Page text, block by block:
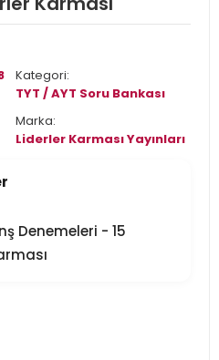
Kategori:
TYT / AYT Soru Bankası
Marka:
Liderler Karması Yayınları
Denemeleri - 15